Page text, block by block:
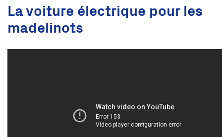
La voiture électrique pour les
madelinots